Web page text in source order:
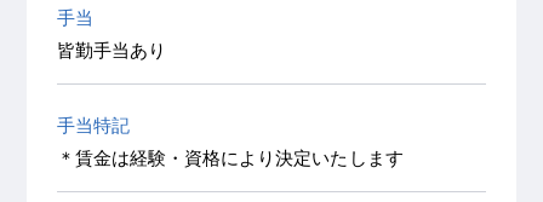
手当
皆勤手当あり
手当特記
＊賃金は経験・資格により決定いたします